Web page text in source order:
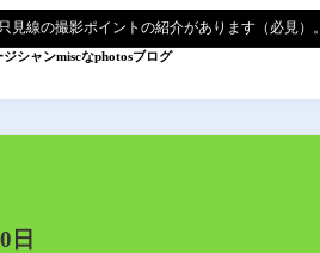
線の撮影ポイントの紹介があります（必見）。
ジシャンmiscなphotosブログ
日